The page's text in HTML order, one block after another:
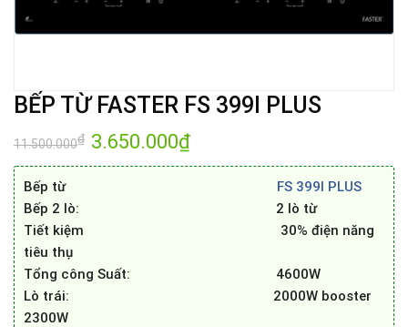
BẾP TỪ FASTER FS 399I PLUS
11.500.000₫ Giá
gốc
là:
3.650.000₫Giá
tại
Bếp từ FS 399I PLUS
Bếp 2 lò: 2 lò từ
Tiết kiệm 30% điện năng
tiêu thụ
Tổng công Suất: 4600W
Lò trái: 2000W booster
2300W